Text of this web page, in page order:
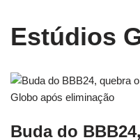
Estúdios
Buda do